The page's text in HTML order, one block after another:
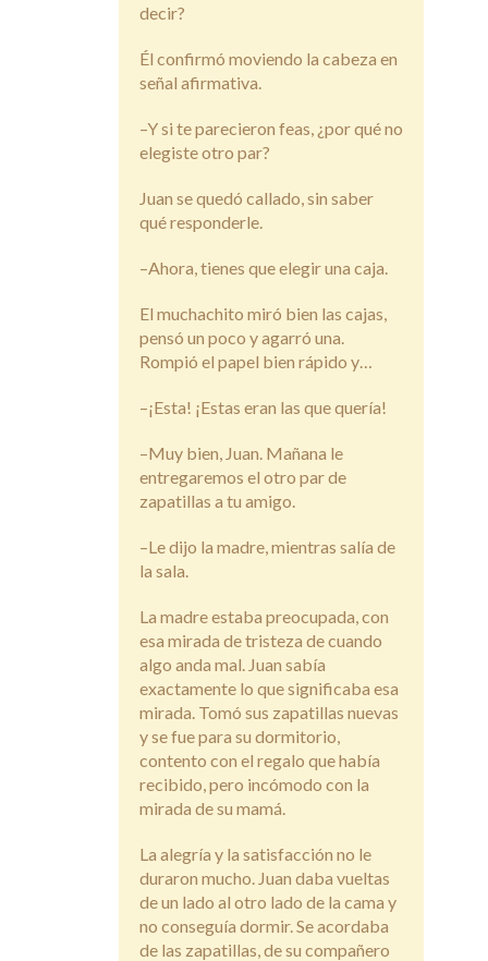
decir?
Él confirmó moviendo la cabeza en
señal afirmativa.
–Y si te parecieron feas, ¿por qué no
elegiste otro par?
Juan se quedó callado, sin saber
qué responderle.
–Ahora, tienes que elegir una caja.
El muchachito miró bien las cajas,
pensó un poco y agarró una.
Rompió el papel bien rápido y…
–¡Esta! ¡Estas eran las que quería!
–Muy bien, Juan. Mañana le
entregaremos el otro par de
zapatillas a tu amigo.
–Le dijo la madre, mientras salía de
la sala.
La madre estaba preocupada, con
esa mirada de tristeza de cuando
algo anda mal. Juan sabía
exactamente lo que significaba esa
mirada. Tomó sus zapatillas nuevas
y se fue para su dormitorio,
contento con el regalo que había
recibido, pero incómodo con la
mirada de su mamá.
La alegría y la satisfacción no le
duraron mucho. Juan daba vueltas
de un lado al otro lado de la cama y
no conseguía dormir. Se acordaba
de las zapatillas, de su compañero